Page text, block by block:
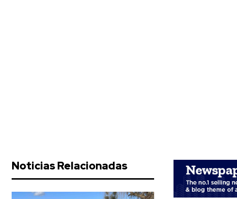
Noticias Relacionadas